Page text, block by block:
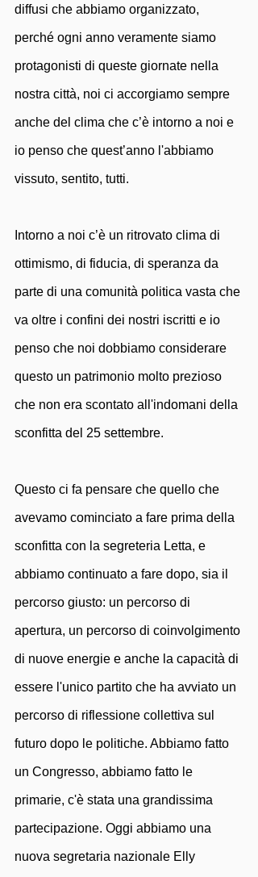
diffusi che abbiamo organizzato,
perché ogni anno veramente siamo
protagonisti di queste giornate nella
nostra città, noi ci accorgiamo sempre
anche del clima che c’è intorno a noi e
io penso che quest’anno l'abbiamo
vissuto, sentito, tutti.
Intorno a noi c’è un ritrovato clima di
ottimismo, di fiducia, di speranza da
parte di una comunità politica vasta che
va oltre i confini dei nostri iscritti e io
penso che noi dobbiamo considerare
questo un patrimonio molto prezioso
che non era scontato all'indomani della
sconfitta del 25 settembre.
Questo ci fa pensare che quello che
avevamo cominciato a fare prima della
sconfitta con la segreteria Letta, e
abbiamo continuato a fare dopo, sia il
percorso giusto: un percorso di
apertura, un percorso di coinvolgimento
di nuove energie e anche la capacità di
essere l'unico partito che ha avviato un
percorso di riflessione collettiva sul
futuro dopo le politiche. Abbiamo fatto
un Congresso, abbiamo fatto le
primarie, c'è stata una grandissima
partecipazione. Oggi abbiamo una
nuova segretaria nazionale Elly